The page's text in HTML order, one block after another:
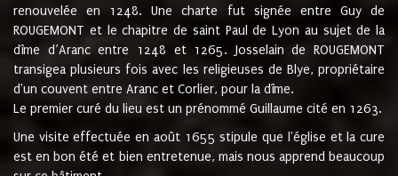
renouvelée en 1248. Une charte fut signée entre Guy de
ROUGEMONT et le chapitre de saint Paul de Lyon au sujet de la
dîme d’Aranc entre 1248 et 1265. Josselain de ROUGEMONT
transigea plusieurs fois avec les religieuses de Blye, propriétaire
d'un couvent entre Aranc et Corlier, pour la dîme.
Le premier curé du lieu est un prénommé Guillaume cité en 1263.
Une visite effectuée en août 1655 stipule que l'église et la cure
est en bon été et bien entretenue, mais nous apprend beaucoup